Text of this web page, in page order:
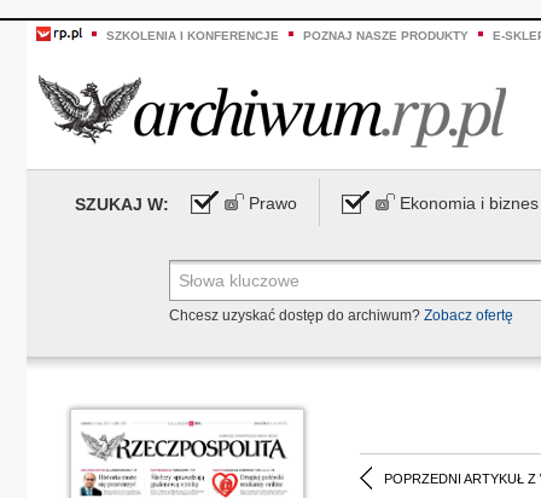
SZKOLENIA I KONFERENCJE POZNAJ NASZE PRODUKTY E-
SZUKAJ W: Prawo Ekonomia i biznes
Chcesz uzyskać dostęp do archiwum? Zobacz ofertę
POPRZEDNI ARTYKUŁ Z